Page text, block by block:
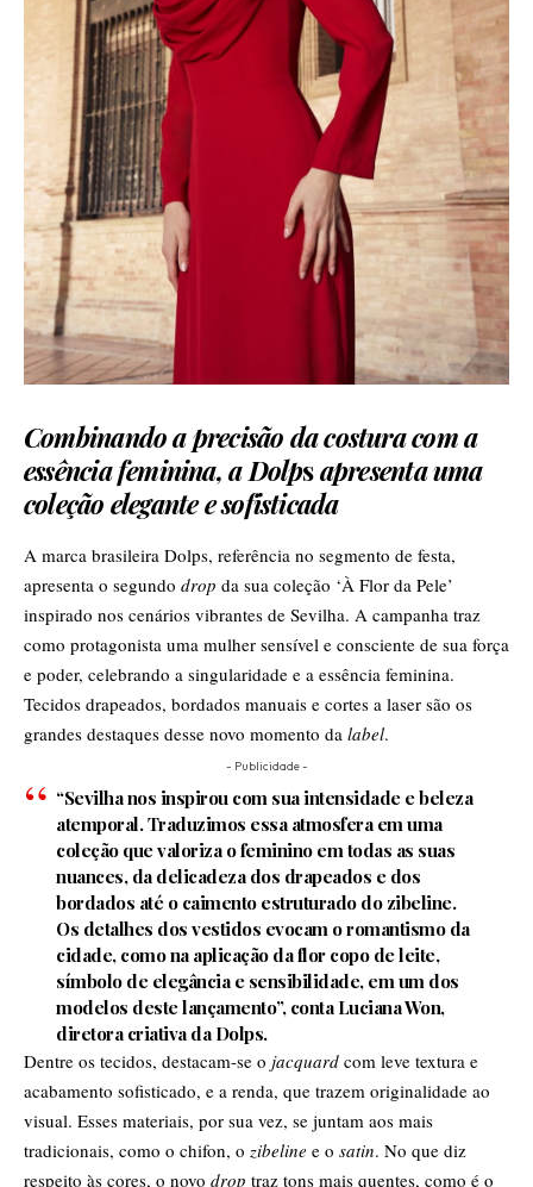
Combinando a precisão da costura com a
essência feminina, a Dolpsapresenta uma
coleção elegante e sofisticada
A marca brasileira Dolps, referência no segmento de festa,
apresenta o segundo drop da sua coleção ‘À Flor da Pele’
inspirado nos cenários vibrantes de Sevilha. A campanha traz
como protagonista uma mulher sensível e consciente de sua força
e poder, celebrando a singularidade e a essência feminina.
Tecidos drapeados, bordados manuais e cortes a laser são os
grandes destaques desse novo momento da label.
- Publicidade -
“Sevilha nos inspirou com sua intensidade e beleza
atemporal. Traduzimos essa atmosfera em uma
coleção que valoriza o feminino em todas as suas
nuances, da delicadeza dos drapeados e dos
bordados até o caimento estruturado do zibeline.
Os detalhes dos vestidos evocam o romantismo da
cidade, como na aplicação da flor copo de leite,
símbolo de elegância e sensibilidade, em um dos
modelos deste lançamento”, conta Luciana Won,
diretora criativa da Dolps.
Dentre os tecidos, destacam-se o jacquard com leve textura e
acabamento sofisticado, e a renda, que trazem originalidade ao
visual. Esses materiais, por sua vez, se juntam aos mais
tradicionais, como o chifon, o zibeline e o satin. No que diz
respeito às cores, o novo drop traz tons mais quentes, como é o